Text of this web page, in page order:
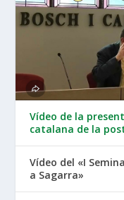
Vídeo de la
catalana de la
Vídeo del «I
a Sagarra»